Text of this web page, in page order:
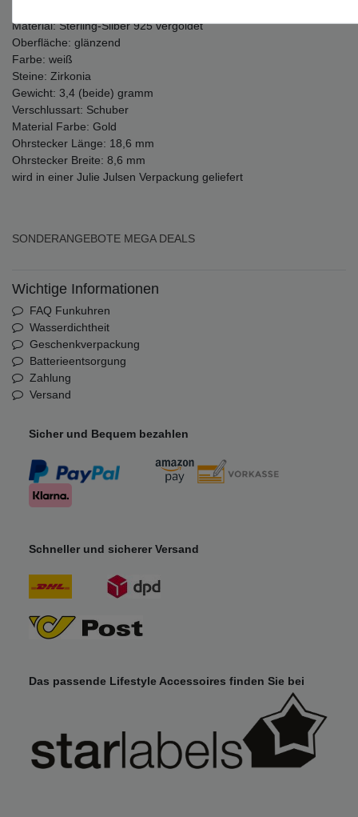
Material: Sterling-Silber 925 vergoldet
Oberfläche: glänzend
Farbe: weiß
Steine: Zirkonia
Gewicht: 3,4 (beide) gramm
Verschlussart: Schuber
Material Farbe: Gold
Ohrstecker Länge: 18,6 mm
Ohrstecker Breite: 8,6 mm
wird in einer Julie Julsen Verpackung geliefert
SONDERANGEBOTE MEGA DEALS
Wichtige Informationen
FAQ Funkuhren
Wasserdichtheit
Geschenkverpackung
Batterieentsorgung
Zahlung
Versand
Sicher und Bequem bezahlen
Schneller und sicherer Versand
Das passende Lifestyle Accessoires finden Sie bei